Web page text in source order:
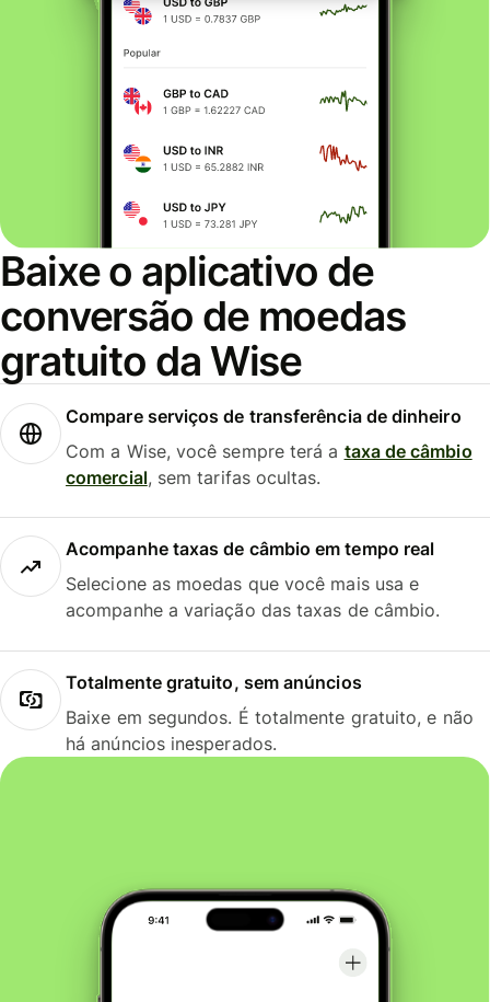
Baixe o aplicativo de
conversão de moedas
gratuito da Wise
Compare serviços de transferência de dinheiro
Com a Wise, você sempre terá a taxa de câmbio
comercial, sem tarifas ocultas.
Acompanhe taxas de câmbio em tempo real
Selecione as moedas que você mais usa e
acompanhe a variação das taxas de câmbio.
Totalmente gratuito, sem anúncios
Baixe em segundos. É totalmente gratuito, e não
há anúncios inesperados.